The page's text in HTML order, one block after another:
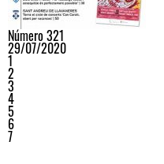
Número 321
29/07/2020
1
2
3
4
5
6
7